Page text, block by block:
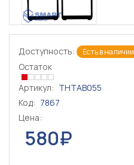
Доступность: Есть в наличии
Остаток
Артикул: THTAB055
Код: 7867
Цена:
580₽